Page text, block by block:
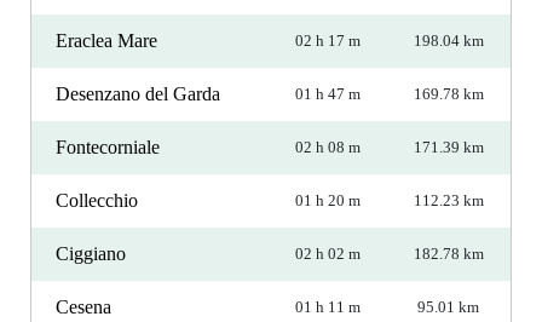
Eraclea Mare 02 h 17 m 198.04 km
Desenzano del Garda 01 h 47 m 169.78 km
Fontecorniale 02 h 08 m 171.39 km
Collecchio 01 h 20 m 112.23 km
Ciggiano 02 h 02 m 182.78 km
Cesena 01 h 11 m 95.01 km